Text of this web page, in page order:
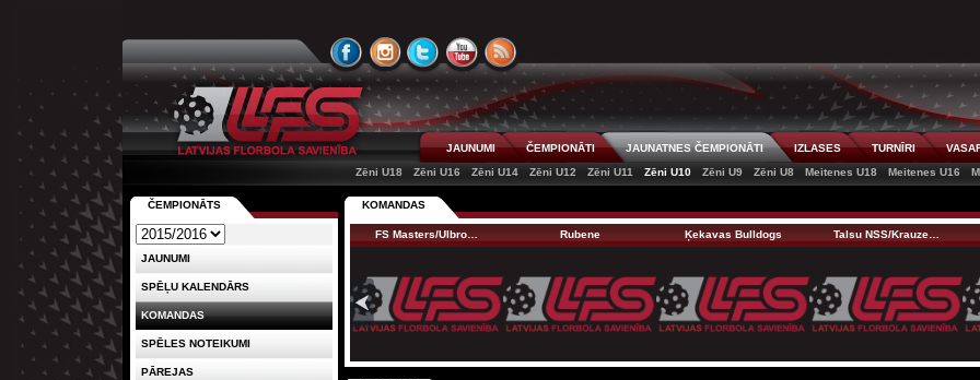
JAUNUMI ČEMPIONĀTI JAUNATNES ČEMPIONĀTI IZLASES TURNĪRI
Zēni U18
Zēni U16 Zēni U14 Zēni U12 Zēni U11 Zēni U10 Zēni U9 Zēni U8 Meitenes U18 Meitenes U16
KOMANDAS
FS Masters/Ulbro… Rubene Ķekavas Bulldogs Talsu NSS/Krauze…
ČEMPIONĀTS
JAUNUMI
SPĒĻU KALENDĀRS
KOMANDAS
SPĒLES NOTEIKUMI
PĀREJAS